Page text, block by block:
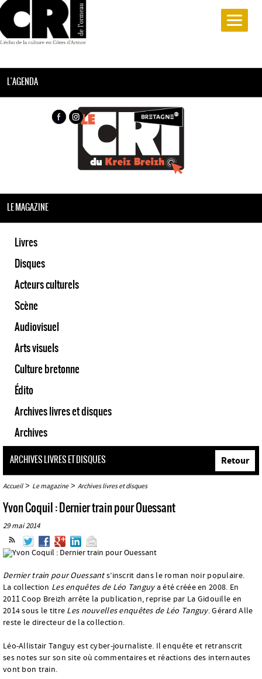
L'AGENDA
LE MAGAZINE
Livres
Disques
Acteurs culturels
Scène
Audiovisuel
Arts visuels
Culture bretonne
Édito
Archives livres et disques
Archives
ARCHIVES LIVRES ET DISQUES
Accueil> Le magazine> Archives livres et disques
Retour
Yvon Coquil : Dernier train pour Ouessant
29 mai 2014
Dernier train pour Ouessants’inscrit dans le roman noir populaire.
La collection Les enquêtes de Léo Tanguya été créée en 2008. En
2011 Coop Breizh arrête la publication, reprise par La Gidouille en
2014 sous le titre Les nouvelles enquêtes de Léo Tanguy. Gérard Alle
reste le directeur de la collection.
Léo-Allistair Tanguy est cyber-journaliste. Il enquête et retranscrit
ses notes sur son site où commentaires et réactions des internautes
vont bon train.